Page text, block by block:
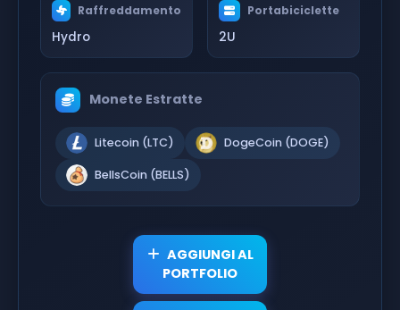
Raffreddamento
Hydro
Portabiciclette
2U
Monete Estratte
Litecoin (LTC) DogeCoin (DOGE)
BellsCoin (BELLS)
AGGIUNGI AL
PORTFOLIO